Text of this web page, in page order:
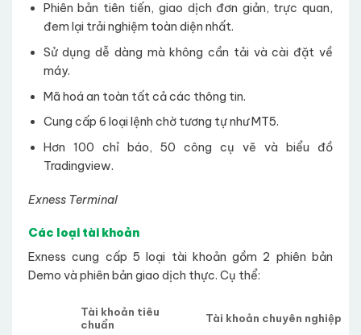
Phiên bản tiên tiến, giao dịch đơn giản, trực quan,
đem lại trải nghiệm toàn diện nhất.
Sử dụng dễ dàng mà không cần tải và cài đặt về
máy.
Mã hoá an toàn tất cả các thông tin.
Cung cấp 6 loại lệnh chờ tương tự như MT5.
Hơn 100 chỉ báo, 50 công cụ vẽ và biểu đồ
Tradingview.
Exness Terminal
Các loại tài khoản
Exness cung cấp 5 loại tài khoản gồm 2 phiên bản
Demo và phiên bản giao dịch thực. Cụ thể:
Tài khoản tiêu
chuẩn
Tài khoản chuyên nghiệp